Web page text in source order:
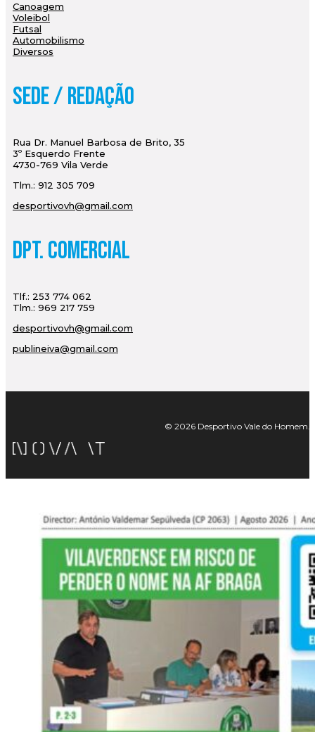
Canoagem
Voleibol
Futsal
Automobilismo
Diversos
Sede / Redação
Rua Dr. Manuel Barbosa de Brito, 35
3º Esquerdo Frente
4730-769 Vila Verde
Tlm.: 912 305 709
desportivovh@gmail.com
Dpt. Comercial
Tlf.: 253 774 062
Tlm.: 969 217 759
desportivovh@gmail.com
publineiva@gmail.com
© 2026 Desportivo Vale do Homem.